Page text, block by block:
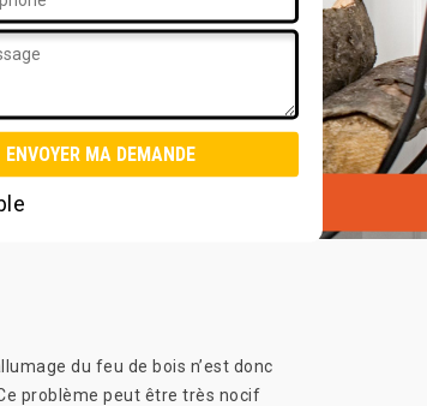
du feu de bois n’est donc
problème peut être très nocif